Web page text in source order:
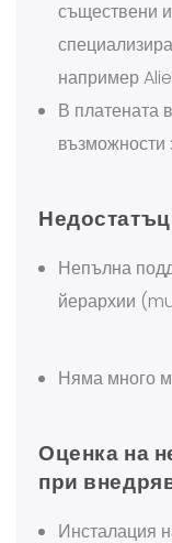
съществени
например
В платената
възможности
Непълна
йерархии
Няма много
Оценка на
при
Инсталация